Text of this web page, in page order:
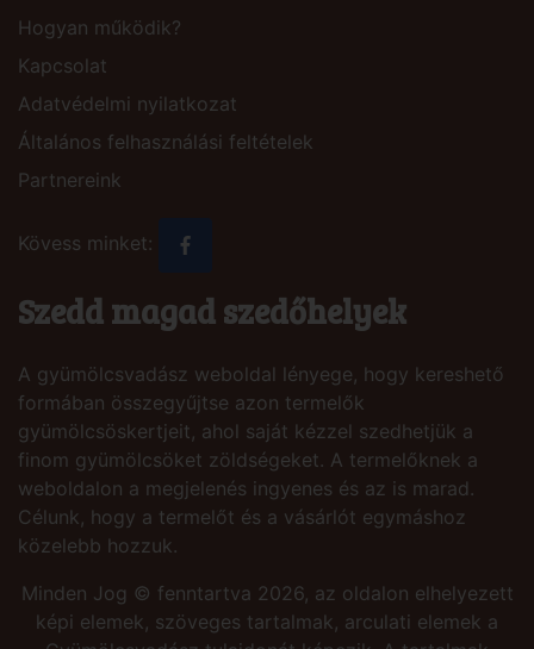
Hogyan működik?
Kapcsolat
Adatvédelmi nyilatkozat
Általános felhasználási feltételek
Partnereink
Kövess minket:
Szedd magad szedőhelyek
A gyümölcsvadász weboldal lényege, hogy kereshető
formában összegyűjtse azon termelők
gyümölcsöskertjeit, ahol saját kézzel szedhetjük a
finom gyümölcsöket zöldségeket. A termelőknek a
weboldalon a megjelenés ingyenes és az is marad.
Célunk, hogy a termelőt és a vásárlót egymáshoz
közelebb hozzuk.
Minden Jog © fenntartva 2026, az oldalon elhelyezett
képi elemek, szöveges tartalmak, arculati elemek a